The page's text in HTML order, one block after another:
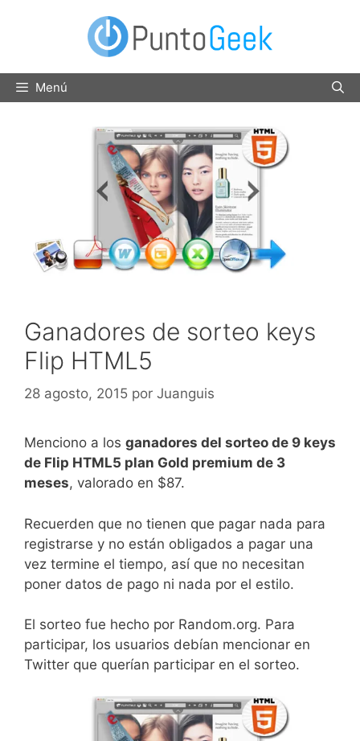
Menú
Ganadores de sorteo keys
Flip HTML5
28 agosto, 2015 por Juanguis
Menciono a los ganadores del sorteo de 9 keys
de Flip HTML5 plan Gold premium de 3
meses, valorado en $87.
Recuerden que no tienen que pagar nada para
registrarse y no están obligados a pagar una
vez termine el tiempo, así que no necesitan
poner datos de pago ni nada por el estilo.
El sorteo fue hecho por Random.org. Para
participar, los usuarios debían mencionar en
Twitter que querían participar en el sorteo.